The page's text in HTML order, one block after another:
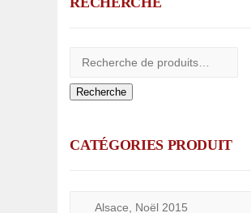
Recherche
CATÉGORIES PRODUIT